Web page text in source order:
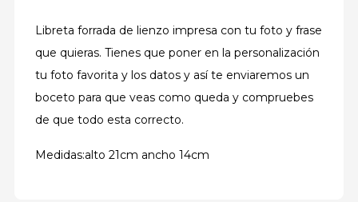
Libreta forrada de lienzo impresa con tu foto y frase
que quieras. Tienes que poner en la personalización
tu foto favorita y los datos y así te enviaremos un
boceto para que veas como queda y compruebes
de que todo esta correcto.
Medidas:alto 21cm ancho 14cm